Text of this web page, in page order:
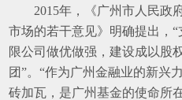
2015年，《广州市人民政
市场的若干意见》明确提出，“
限公司做优做强，建设成以股
团”。“作为广州金融业的新兴
砖加瓦，是广州基金的使命所